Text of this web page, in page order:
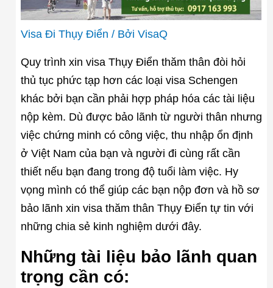
Visa Đi Thụy Điển / Bởi VisaQ
Quy trình xin visa Thụy Điển thăm thân đòi hỏi
thủ tục phức tạp hơn các loại visa Schengen
khác bởi bạn cần phải hợp pháp hóa các tài liệu
nộp kèm. Dù được bảo lãnh từ người thân nhưng
việc chứng minh có công việc, thu nhập ổn định
ở Việt Nam của bạn và người đi cùng rất cần
thiết nếu bạn đang trong độ tuổi làm việc. Hy
vọng mình có thể giúp các bạn nộp đơn và hồ sơ
bảo lãnh xin visa thăm thân Thụy Điển tự tin với
những chia sẻ kinh nghiệm dưới đây.
Những tài liệu bảo lãnh quan
trọng cần có: